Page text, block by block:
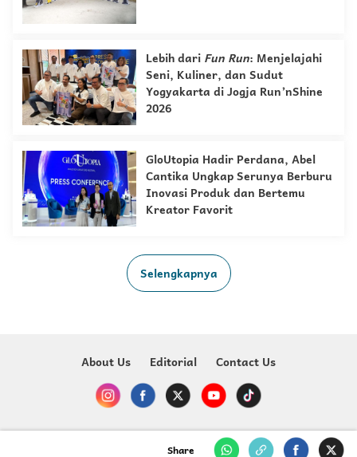
Lebih dari Fun Run: Menjelajahi
Seni, Kuliner, dan Sudut
Yogyakarta di Jogja Run’nShine
2026
GloUtopia Hadir Perdana, Abel
Cantika Ungkap Serunya Berburu
Inovasi Produk dan Bertemu
Kreator Favorit
Selengkapnya
Share
About Us Editorial Contact Us
Copyright @ 2023-2026 Just For Kids - MNC Media